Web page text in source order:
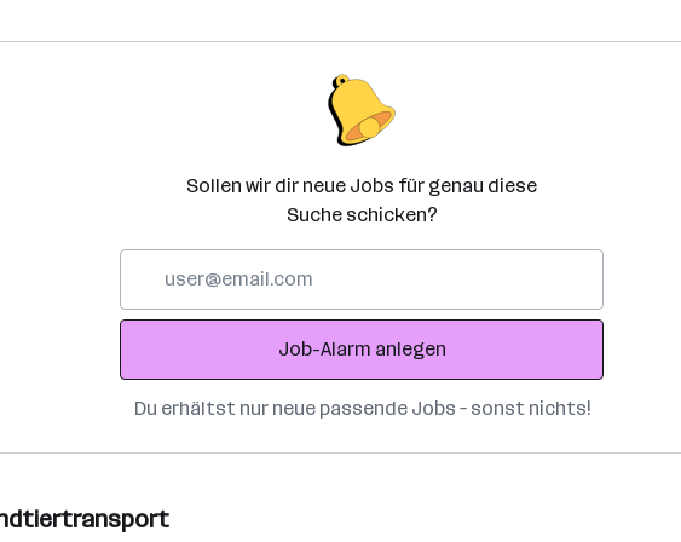
Sollen wir dir neue Jobs für genau diese
Suche schicken?
Adresse
Job-Alarm anlegen
Du erhältst nur neue passende Jobs – sonst nichts!